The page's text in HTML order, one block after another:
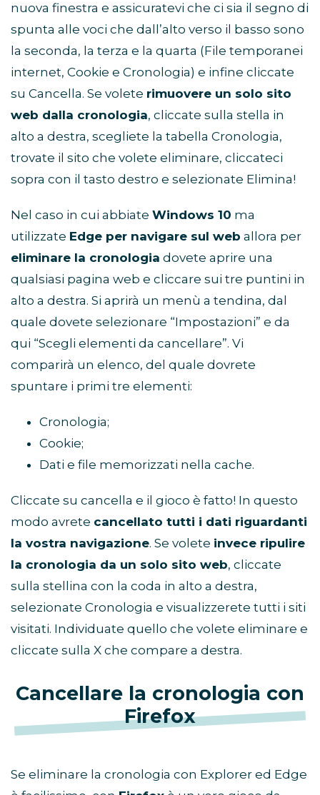
nuova finestra e assicuratevi che ci sia il segno di
spunta alle voci che dall’alto verso il basso sono
la seconda, la terza e la quarta (File temporanei
internet, Cookie e Cronologia) e infine cliccate
su Cancella. Se volete rimuovere un solo sito
web dalla cronologia, cliccate sulla stella in
alto a destra, scegliete la tabella Cronologia,
trovate il sito che volete eliminare, cliccateci
sopra con il tasto destro e selezionate Elimina!
Nel caso in cui abbiate Windows 10 ma
utilizzate Edge per navigare sul web allora per
eliminare la cronologia dovete aprire una
qualsiasi pagina web e cliccare sui tre puntini in
alto a destra. Si aprirà un menù a tendina, dal
quale dovete selezionare “Impostazioni” e da
qui “Scegli elementi da cancellare”. Vi
comparirà un elenco, del quale dovrete
spuntare i primi tre elementi:
Cronologia;
Cookie;
Dati e file memorizzati nella cache.
Cliccate su cancella e il gioco è fatto! In questo
modo avrete cancellato tutti i dati riguardanti
la vostra navigazione. Se volete invece ripulire
la cronologia da un solo sito web, cliccate
sulla stellina con la coda in alto a destra,
selezionate Cronologia e visualizzerete tutti i siti
visitati. Individuate quello che volete eliminare e
cliccate sulla X che compare a destra.
Cancellare la cronologia con
Firefox
Se eliminare la cronologia con Explorer ed Edge